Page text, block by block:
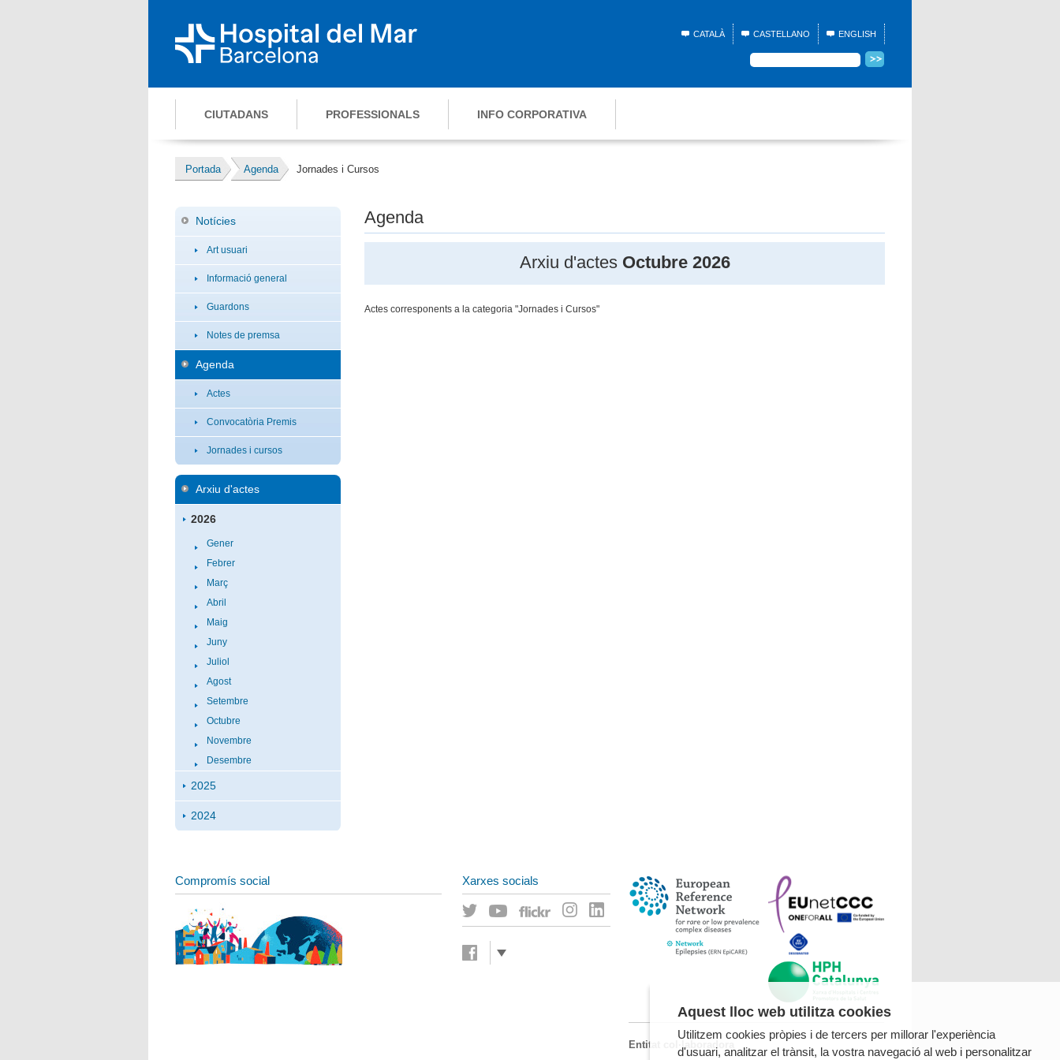
CATALÀ CASTELLANO ENGLISH
CIUTADANS PROFESSIONALS INFO CORPORATIVA
Portada Agenda Jornades i Cursos
Notícies
Art usuari
Informació general
Guardons
Notes de premsa
Agenda
Actes
Convocatòria Premis
Jornades i cursos
Arxiu d'actes
2026
Gener
Febrer
Març
Abril
Maig
Juny
Juliol
Agost
Setembre
Octubre
Novembre
Desembre
2025
2024
Agenda
Arxiu d'actes Octubre 2026
Actes corresponents a la categoria "Jornades i Cursos"
Compromís social Xarxes socials
Entitat col·laboradora
Aquest lloc web utilitza cookies
Utilitzem cookies pròpies i de tercers per millorar l'experiència
d'usuari, analitzar el trànsit, la vostra navegació al web i personalitzar